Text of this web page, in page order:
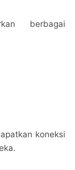
berbagai
koneksi